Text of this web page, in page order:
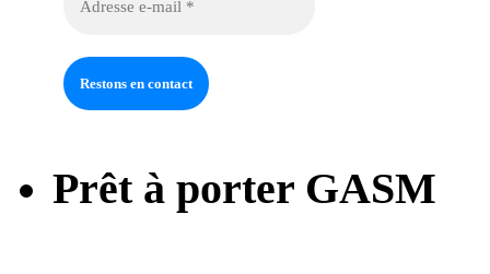
Prêt à porter GASM